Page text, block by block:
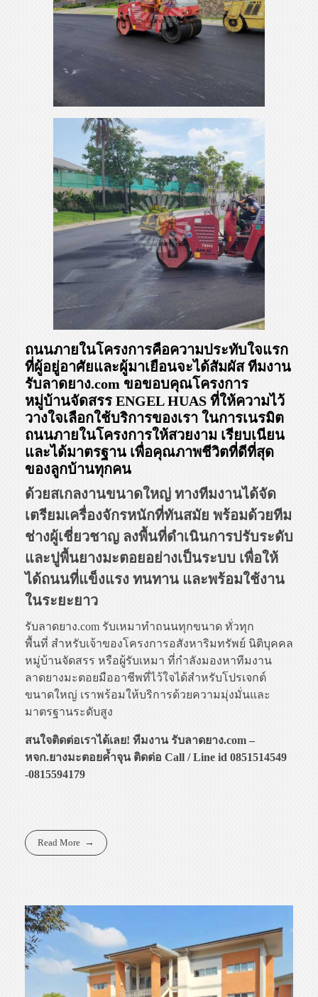
ถนนภายในโครงการคือความประทับใจแรก
ที่ผู้อยู่อาศัยและผู้มาเยือนจะได้สัมผัสทีมงาน
รับลาดยาง.com ขอขอบคุณโครงการ
หมู่บ้านจัดสรร ENGEL HUAS ที่ให้ความไว้
วางใจเลือกใช้บริการของเรา ในการเนรมิต
ถนนภายในโครงการให้สวยงาม เรียบเนียน
และได้มาตรฐาน เพื่อคุณภาพชีวิตที่ดีที่สุด
ของลูกบ้านทุกคน
ด้วยสเกลงานขนาดใหญ่ ทางทีมงานได้จัด
เตรียมเครื่องจักรหนักที่ทันสมัย พร้อมด้วยทีม
ช่างผู้เชี่ยวชาญ ลงพื้นที่ดำเนินการปรับระดับ
และปูพื้นยางมะตอยอย่างเป็นระบบ เพื่อให้
ได้ถนนที่แข็งแรง ทนทาน และพร้อมใช้งาน
ในระยะยาว
รับลาดยาง.com รับเหมาทำถนนทุกขนาด ทั่วทุก
พื้นที่ สำหรับเจ้าของโครงการอสังหาริมทรัพย์ นิติบุคคล
หมู่บ้านจัดสรร หรือผู้รับเหมา ที่กำลังมองหาทีมงาน
ลาดยางมะตอยมืออาชีพที่ไว้ใจได้สำหรับโปรเจกต์
ขนาดใหญ่ เราพร้อมให้บริการด้วยความมุ่งมั่นและ
มาตรฐานระดับสูง
สนใจติดต่อเราได้เลย! ทีมงาน รับลาดยาง.com –
หจก.ยางมะตอยค้ำจุน ติดต่อ Call / Line id 0851514549
-0815594179
Read More